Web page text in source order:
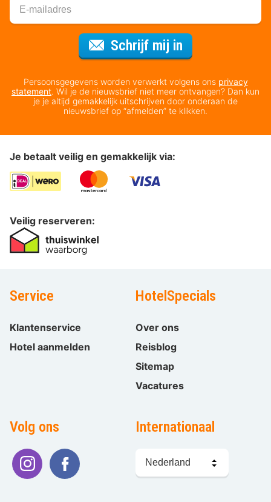
Schrijf mij in
Persoonsgegevens worden verwerkt volgens ons privacy
statement. Wil je de nieuwsbrief niet meer ontvangen? Dan kun
je je altijd gemakkelijk uitschrijven door onderaan de
nieuwsbrief op “afmelden” te klikken.
Je betaalt veilig en gemakkelijk via:
Veilig reserveren:
Service
Klantenservice
Hotel aanmelden
HotelSpecials
Over ons
Reisblog
Sitemap
Vacatures
Volg ons Internationaal
kiezen